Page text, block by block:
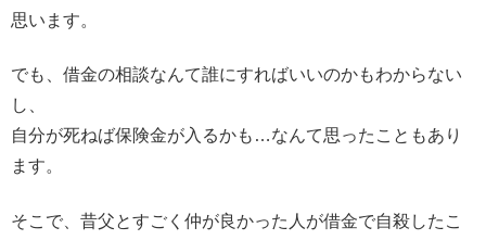
思います。
でも、借金の相談なんて誰にすればいいのかもわからない
し、
自分が死ねば保険金が入るかも…なんて思ったこともあり
ます。
そこで、昔父とすごく仲が良かった人が借金で自殺したこ